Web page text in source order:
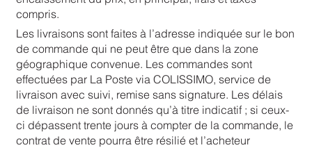
compris.
Les livraisons sont faites à l’adresse indiquée sur le bon
de commande qui ne peut être que dans la zone
géographique convenue. Les commandes sont
effectuées par La Poste via COLISSIMO, service de
livraison avec suivi, remise sans signature. Les délais
de livraison ne sont donnés qu’à titre indicatif ; si ceux-
ci dépassent trente jours à compter de la commande, le
contrat de vente pourra être résilié et l’acheteur